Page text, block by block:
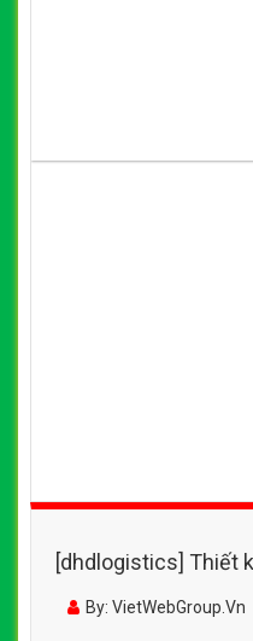
[dhdlogistics] Thiết
hàng nhật -
By: VietWebGroup.Vn